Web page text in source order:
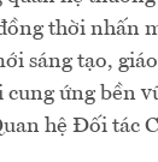
thời nhấn
sáng tạo,
ứng bền
hệ Đối tác